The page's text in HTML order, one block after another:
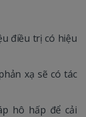
điều trị có hiệu
xạ sẽ có tác
hô hấp để cải